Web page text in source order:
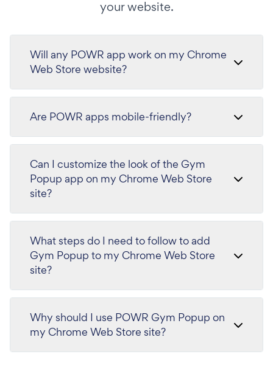
your website.
Will any POWR app work on my Chrome
Web Store website?
Are POWR apps mobile-friendly?
Can I customize the look of the Gym
Popup app on my Chrome Web Store
site?
What steps do I need to follow to add
Gym Popup to my Chrome Web Store
site?
Why should I use POWR Gym Popup on
my Chrome Web Store site?